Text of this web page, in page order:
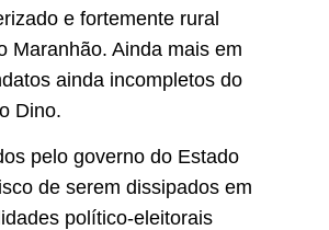
e fortemente rural
Maranhão. Ainda mais em
ainda incompletos do
Dino.
pelo governo do Estado
de serem dissipados em
político-eleitorais